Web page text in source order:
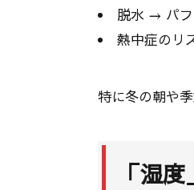
脱水 → パ
熱中症のリ
特に冬の朝や
「湿